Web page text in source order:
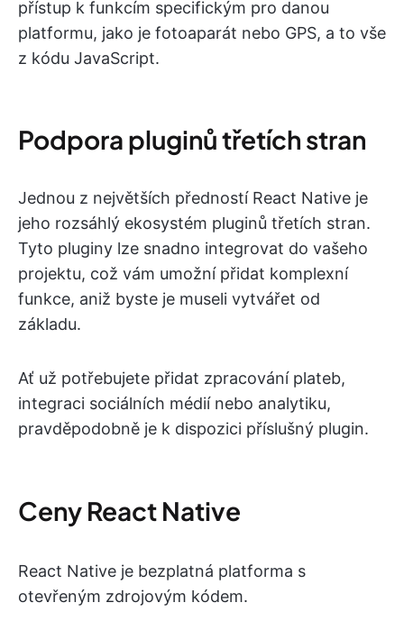
přístup k funkcím specifickým pro danou
platformu, jako je fotoaparát nebo GPS, a to vše
z kódu JavaScript.
Podpora pluginů třetích stran
Jednou z největších předností React Native je
jeho rozsáhlý ekosystém pluginů třetích stran.
Tyto pluginy lze snadno integrovat do vašeho
projektu, což vám umožní přidat komplexní
funkce, aniž byste je museli vytvářet od
základu.
Ať už potřebujete přidat zpracování plateb,
integraci sociálních médií nebo analytiku,
pravděpodobně je k dispozici příslušný plugin.
Ceny React Native
React Native je bezplatná platforma s
otevřeným zdrojovým kódem.